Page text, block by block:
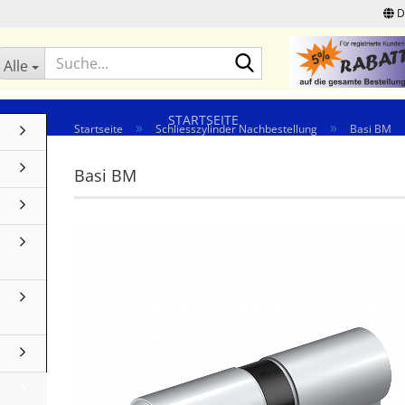
Alle Suche...
STARTSEITE
Startseite » Schliesszylinder Nachbestellung » Basi BM
Basi BM